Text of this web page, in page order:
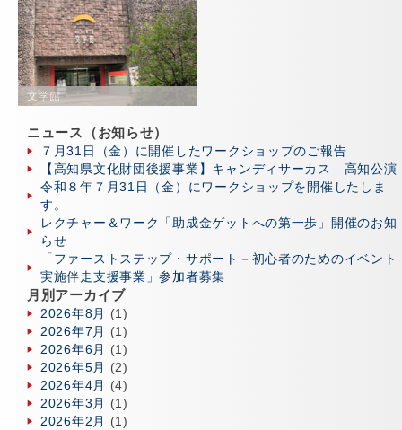
文学館
ニュース（お知らせ）
７月31日（金）に開催したワークショップのご報告
【高知県文化財団後援事業】キャンディサーカス 高知公演
令和８年７月31日（金）にワークショップを開催したしま
す。
レクチャー＆ワーク「助成金ゲットへの第一歩」開催のお知
らせ
「ファーストステップ・サポート－初心者のためのイベント
実施伴走支援事業」参加者募集
月別アーカイブ
2026年8月
(1)
2026年7月
(1)
2026年6月
(1)
2026年5月
(2)
2026年4月
(4)
2026年3月
(1)
2026年2月
(1)